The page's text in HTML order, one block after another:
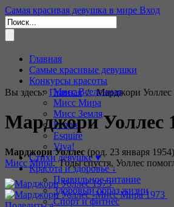
Самая красивая девушка в мире Вход
Главная
Самые красивые девушки
Конкурсы красоты
Мисс Вселенная
Мисс Мира
Мисс Земля
People
Esquire
Viva!
Стихи девушке ♥
Красота и здоровье ↓
Правильное питание
Здоровый образ жизни
Спорт и фитнес
Вы здесь:Главная/ Марджори Уоллес
Марджори Уоллес
Марджори Уоллес (род. 23 января
Мисс Мира. Годы спустя, Уоллес